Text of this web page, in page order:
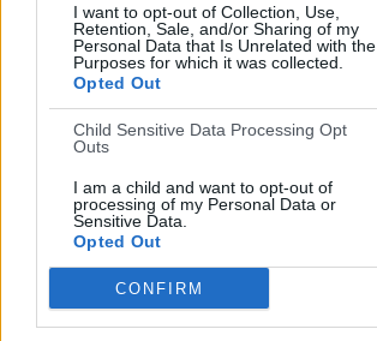
I want to opt-out of Collection, Use,
Retention, Sale, and/or Sharing of my
Personal Data that Is Unrelated with the
Purposes for which it was collected.
Opted Out
Child Sensitive Data Processing Opt
Outs
I am a child and want to opt-out of
processing of my Personal Data or
Sensitive Data.
Opted Out
CONFIRM
DÍAS
108
GRATUÍTO
PARTIDOS
0
CONSECUTIVOS
DE PAGO
4 partidos en local
1 partidos de visitante
1